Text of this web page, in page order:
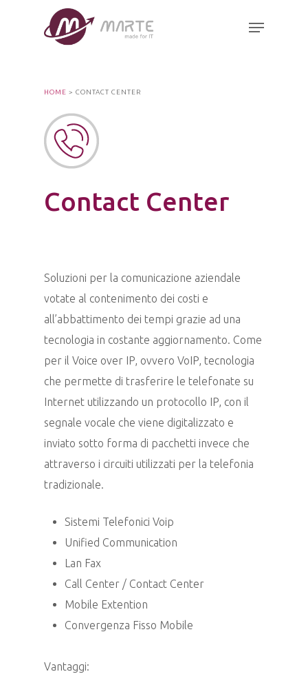
Menu
HOME > CONTACT CENTER
Contact Center
Soluzioni per la comunicazione aziendale
votate al contenimento dei costi e
all’abbattimento dei tempi grazie ad una
tecnologia in costante aggiornamento. Come
per il Voice over IP, ovvero VoIP, tecnologia
che permette di trasferire le telefonate su
Internet utilizzando un protocollo IP, con il
segnale vocale che viene digitalizzato e
inviato sotto forma di pacchetti invece che
attraverso i circuiti utilizzati per la telefonia
tradizionale.
Sistemi Telefonici Voip
Unified Communication
Lan Fax
Call Center / Contact Center
Mobile Extention
Convergenza Fisso Mobile
Vantaggi: